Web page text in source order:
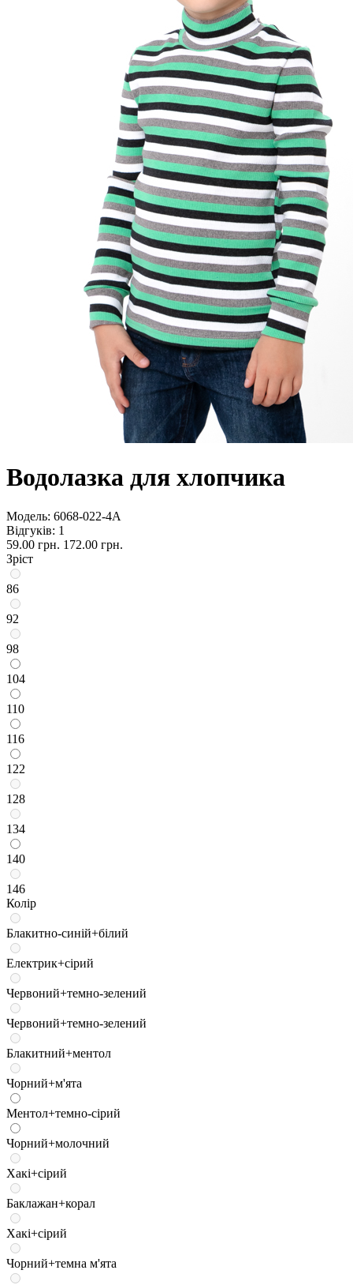
Водолазка для хлопчика
Модель: 6068-022-4А
Відгуків: 1
59.00 грн. 172.00 грн.
Зріст
86
92
98
104
110
116
122
128
134
140
146
Колір
Блакитно-синій+білий
Електрик+сірий
Червоний+темно-зелений
Червоний+темно-зелений
Блакитний+ментол
Чорний+м'ята
Ментол+темно-сірий
Чорний+молочний
Хакі+сірий
Баклажан+корал
Хакі+сірий
Чорний+темна м'ята